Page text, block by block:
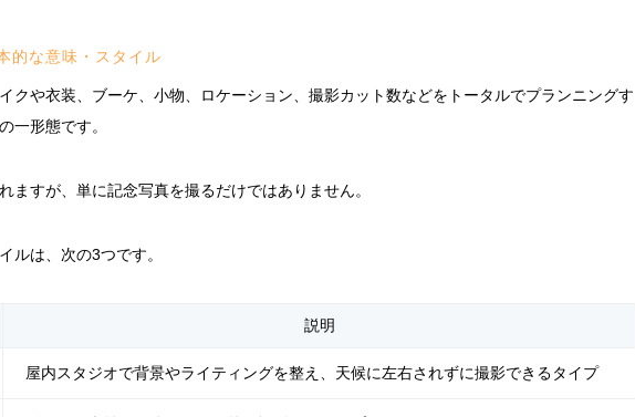
的な意味・スタイル
クや衣装、ブーケ、小物、ロケーション、撮影カット数などをトータルでプランニングす
一形態です。
ますが、単に記念写真を撮るだけではありません。
ルは、次の3つです。
説明
屋内スタジオで背景やライティングを整え、天候に左右されずに撮影できるタイプ